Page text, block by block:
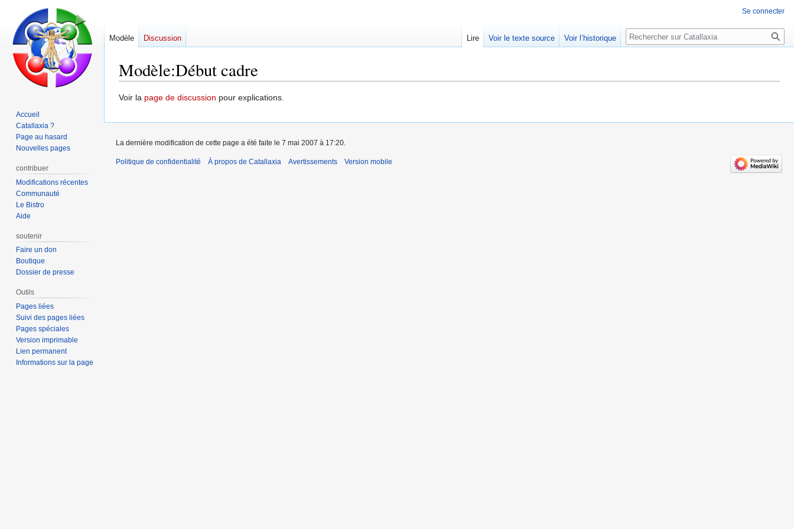
Modèle:Début cadre
Aller
la
Aller
la
Voir la page de discussion pour explications.
Se connecter
Modèle Discussion Lire Voir le texte source Voir l’historique Rechercher
Accueil
Catallaxia ?
Page au hasard
Nouvelles pages
contribuer
Modifications récentes
Communauté
Le Bistro
Aide
soutenir
Faire un don
Boutique
Dossier de presse
Outils
Pages liées
Suivi des pages liées
Pages spéciales
Version imprimable
Lien permanent
Informations sur la page
La dernière modification de cette page a été faite le 7 mai 2007 à 17:20.
Politique de confidentialité À propos de Catallaxia Avertissements Version mobile